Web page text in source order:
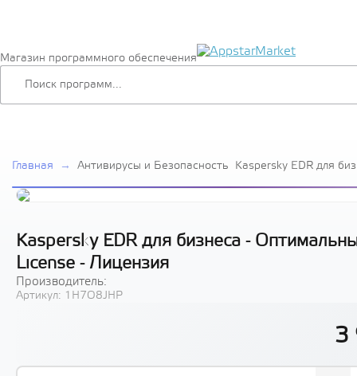
Магазин программного обеспечения
Главная → Антивирусы и Безопасность Kaspersky EDR для
Kaspersky EDR для бизнеса -
License - Лицензия
Производитель:
Артикул: 1H7O8JHP
3